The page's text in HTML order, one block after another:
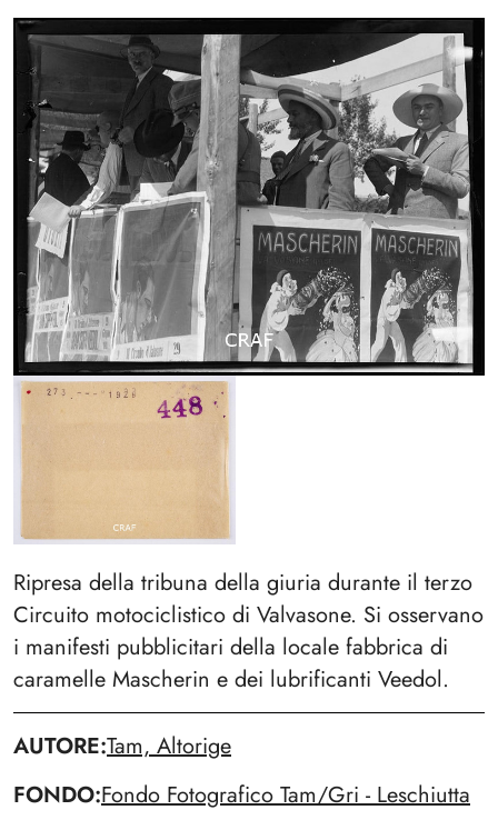
Ripresa della tribuna della giuria durante il terzo
Circuito motociclistico di Valvasone. Si osservano
i manifesti pubblicitari della locale fabbrica di
caramelle Mascherin e dei lubrificanti Veedol.
AUTORE Tam, Altorige
FONDO Fondo Fotografico Tam/Gri - Leschiutta